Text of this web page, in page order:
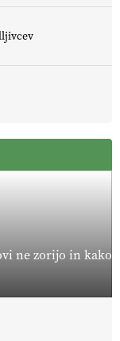
ne zorijo in kako